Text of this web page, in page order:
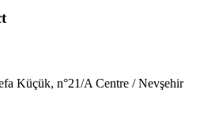
Küçük, n°21/A Centre / Nevşehir